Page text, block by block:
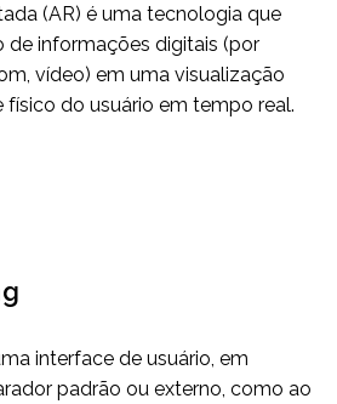
(AR) é uma tecnologia que
de informações digitais (por
vídeo) em uma visualização
do usuário em tempo real.
interface de usuário, em
padrão ou externo, como ao